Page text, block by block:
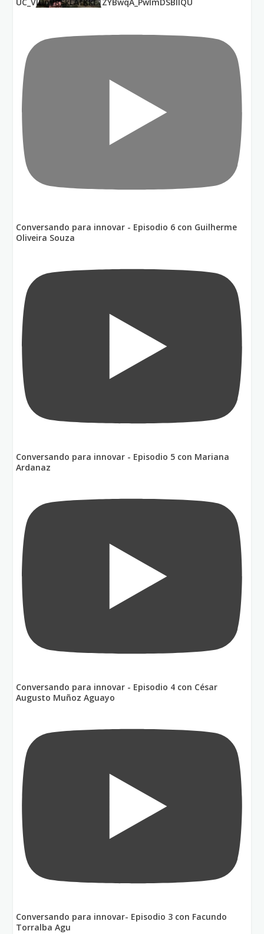
UC_VIUnVRSkLAfKkF1ZYBwqA_PwImDSBllQU
Conversando para innovar - Episodio 6 con Guilherme
Oliveira Souza
Conversando para innovar - Episodio 5 con Mariana
Ardanaz
Conversando para innovar - Episodio 4 con César
Augusto Muñoz Aguayo
Conversando para innovar- Episodio 3 con Facundo
Torralba Agu